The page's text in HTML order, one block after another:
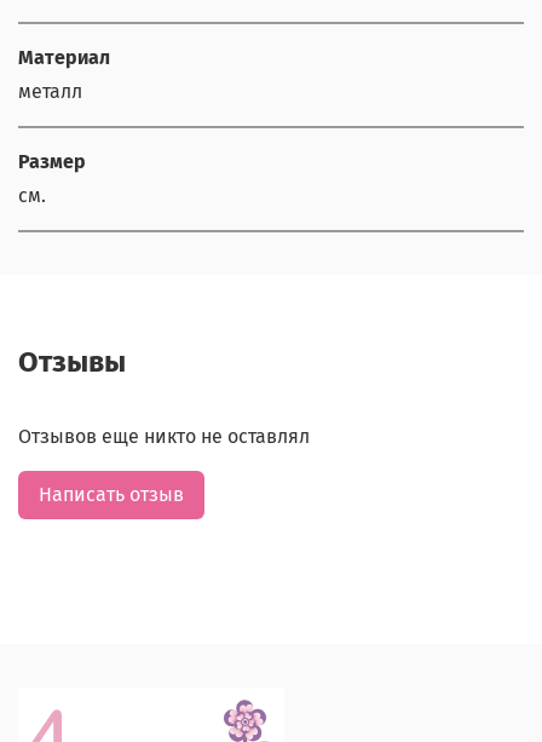
Материал
металл
Размер
cм.
Отзывы
Отзывов еще никто не оставлял
Написать отзыв